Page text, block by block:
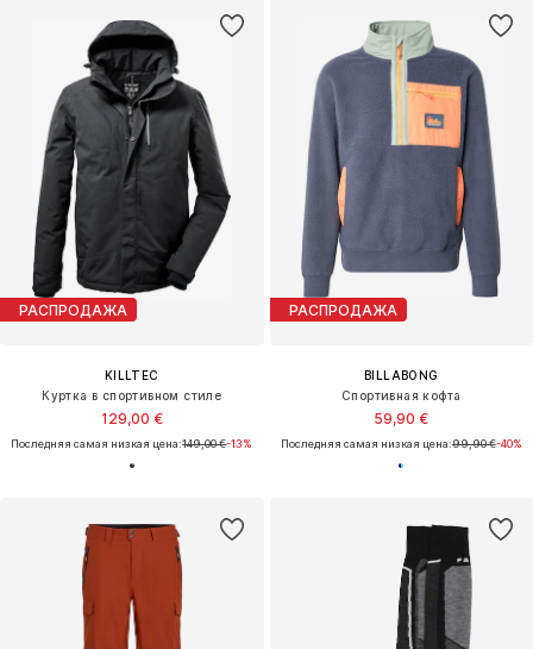
РАСПРОДАЖА
KILLTEC
Куртка в спортивном стиле
129,00 €
Последняя самая низкая цена:149,00 €-13%
РАСПРОДАЖА
BILLABONG
Спортивная кофта
59,90 €
Последняя самая низкая цена:99,90 €-40%